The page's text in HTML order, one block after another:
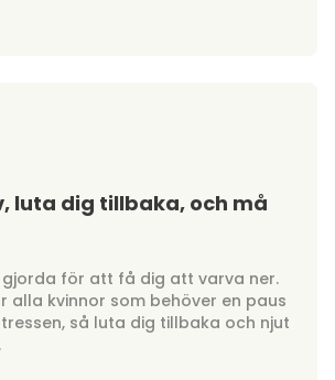
luta dig tillbaka, och må
för att få dig att varva ner.
alla kvinnor som behöver en paus
så luta dig tillbaka och njut